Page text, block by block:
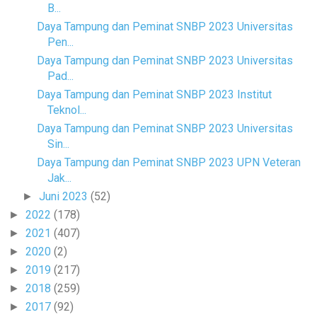
B...
Daya Tampung dan Peminat SNBP 2023 Universitas
Pen...
Daya Tampung dan Peminat SNBP 2023 Universitas
Pad...
Daya Tampung dan Peminat SNBP 2023 Institut
Teknol...
Daya Tampung dan Peminat SNBP 2023 Universitas
Sin...
Daya Tampung dan Peminat SNBP 2023 UPN Veteran
Jak...
►Juni 2023(52)
► 2022 (178)
► 2021 (407)
► 2020 (2)
► 2019 (217)
► 2018 (259)
► 2017 (92)